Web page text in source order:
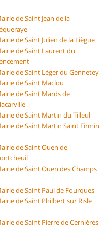
de Saint Jean de la
de Saint Julien de la Liègue
de Saint Laurent du
de Saint Léger du Gennetey
de Saint Maclou
de Saint Mards de
de Saint Martin du Tilleul
de Saint Martin Saint Firmin
de Saint Ouen de
de Saint Ouen des Champs
de Saint Paul de Fourques
de Saint Philbert sur Risle
de Saint Pierre de Cernières